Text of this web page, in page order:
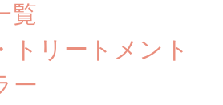
覧
トリートメント
ー